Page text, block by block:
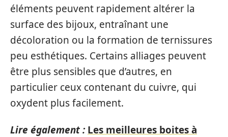
éléments peuvent rapidement altérer la
surface des bijoux, entraînant une
décoloration ou la formation de ternissures
peu esthétiques. Certains alliages peuvent
être plus sensibles que d’autres, en
particulier ceux contenant du cuivre, qui
oxydent plus facilement.
Lire également : Les meilleures boites à